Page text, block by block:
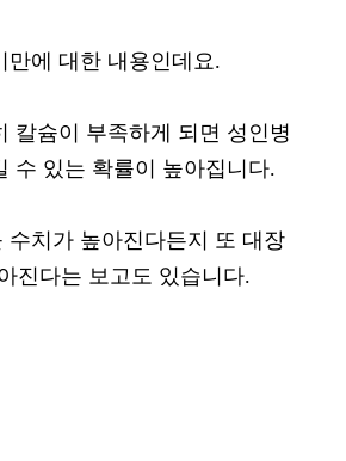
만에 대한 내용인데요.
칼슘이 부족하게 되면 성인병
수 있는 확률이 높아집니다.
수치가 높아진다든지 또 대장
진다는 보고도 있습니다.